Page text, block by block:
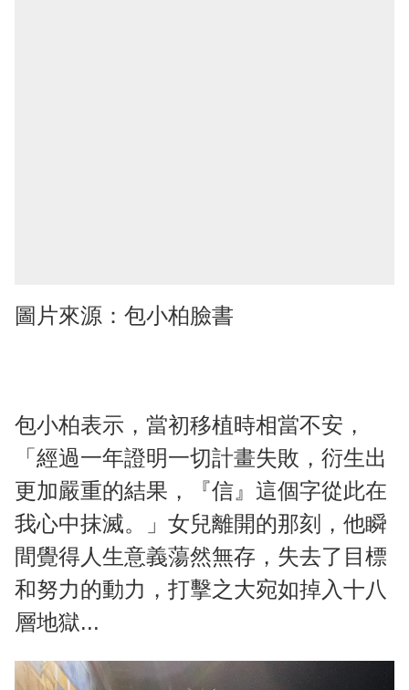
圖片來源：包小柏臉書
包小柏表示，當初移植時相當不安，
「經過一年證明一切計畫失敗，衍生出
更加嚴重的結果，『信』這個字從此在
我心中抹滅。」女兒離開的那刻，他瞬
間覺得人生意義蕩然無存，失去了目標
和努力的動力，打擊之大宛如掉入十八
層地獄...